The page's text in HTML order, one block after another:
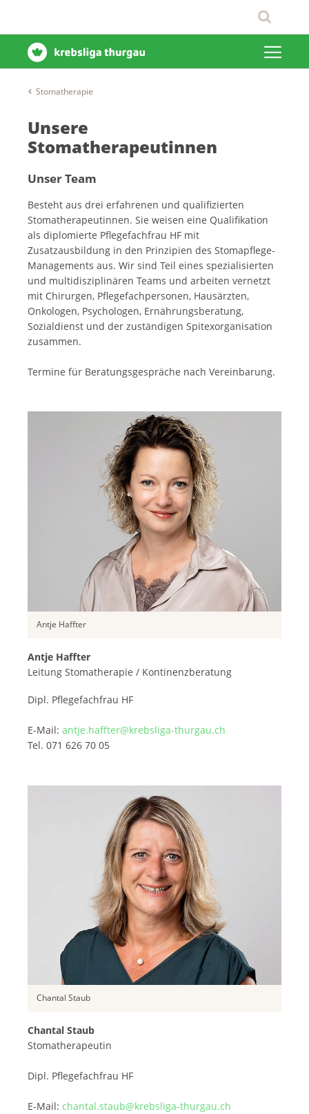
Stomatherapie
Unsere
Stomatherapeutinnen
Unser Team
Besteht aus drei erfahrenen und qualifizierten
Stomatherapeutinnen. Sie weisen eine Qualifikation
als diplomierte Pflegefachfrau HF mit
Zusatzausbildung in den Prinzipien des Stomapflege-
Managements aus. Wir sind Teil eines spezialisierten
und multidisziplinären Teams und arbeiten vernetzt
mit Chirurgen, Pflegefachpersonen, Hausärzten,
Onkologen, Psychologen, Ernährungsberatung,
Sozialdienst und der zuständigen Spitexorganisation
zusammen.
Termine für Beratungsgespräche nach Vereinbarung.
Antje Haffter
Antje Haffter
Leitung Stomatherapie / Kontinenzberatung
Dipl. Pflegefachfrau HF
E-Mail: antje.haffter@krebsliga-thurgau.ch
Tel. 071 626 70 05
Chantal Staub
Chantal Staub
Stomatherapeutin
Dipl. Pflegefachfrau HF
E-Mail: chantal.staub@krebsliga-thurgau.ch